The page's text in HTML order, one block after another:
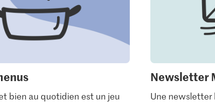
bien au quotidien est un jeu
Newsletter
Une